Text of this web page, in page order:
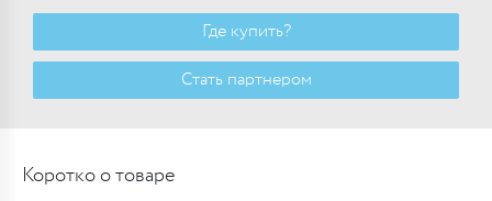
Где купить?
Стать партнером
Коротко о товаре